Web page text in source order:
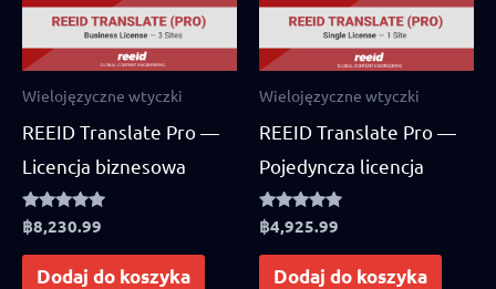
Wielojęzyczne wtyczki
REEID Translate Pro —
Licencja biznesowa
Rated
4.75
out of 5
฿8,230.99
Dodaj do koszyka
Wielojęzyczne wtyczki
REEID Translate Pro —
Pojedyncza licencja
Rated
4.83
out of 5
฿4,925.99
Dodaj do koszyka